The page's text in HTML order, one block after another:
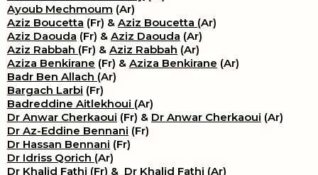
Ayoub Mechmoum (Ar)
Aziz Boucetta (Fr) & Aziz Boucetta (Ar)
Aziz Daouda (Fr) & Aziz Daouda (Ar)
Aziz Rabbah (Fr) & Aziz Rabbah (Ar)
Aziza Benkirane (Fr) & Aziza Benkirane (Ar)
Badr Ben Allach (Ar)
Bargach Larbi (Fr)
Badreddine Aitlekhoui (Ar)
Dr Anwar Cherkaoui (Fr) & Dr Anwar Cherkaoui (Ar)
Dr Az-Eddine Bennani (Fr)
Dr Hassan Bennani (Fr)
Dr Idriss Qorich (Ar)
Dr Khalid Fathi (Fr) & Dr Khalid Fathi (Ar)